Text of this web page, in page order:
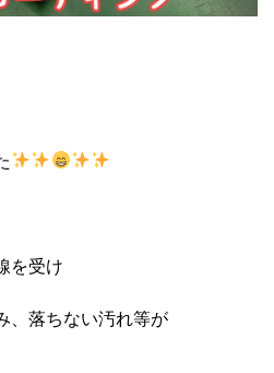
を受け
、落ちない汚れ等が